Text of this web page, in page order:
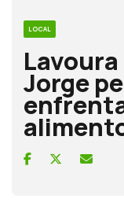
LOCAL
Lavoura
Jorge